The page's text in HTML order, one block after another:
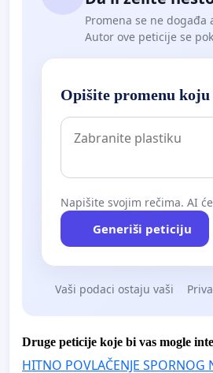
Promena se ne događa
Autor ove peticije se
Opišite promenu
Napišite svojim rečima. AI
Generiši peticiju
Vaši podaci ostaju vaši
Druge peticije koje bi vas mogle
HITNO POVLAČENJE